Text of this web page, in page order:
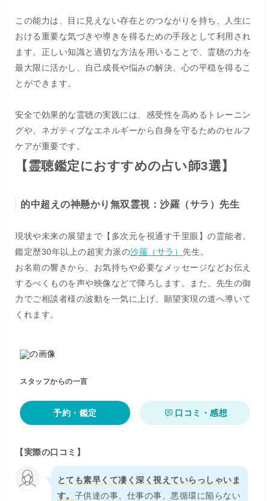
この能力は、目に見えない存在とのつながりを持ち、人生に
おける重要な気づきや導きを得るための手段として利用され
ます。正しい知識と適切な方法を用いることで、霊聴の力を
最大限に活かし、自己成長や悩みの解決、心の平穏を得るこ
とができます。
安全で効果的な霊聴の実践には、感受性を高めるトレーニン
グや、ネガティブなエネルギーから自身を守るためのセルフ
ケアが重要です。
【霊聴鑑定におすすめの占い師3選】
的中超えの神懸かり無双霊視：沙羅（サラ）先生
現状や未来の展望まで【多次元を視通す千里眼】の霊能者。
鑑定歴30年以上の超実力派の沙羅（サラ） 先生。
お名前の響きから、お気持ちや必要なメッセージなどお伝え
するべくものを声や映像などで降ろします。また、先生の御
力でご相談者様の波動を一気に上げ、願望実現の道へ導いて
くれます。
スタッフからの一言
予約・鑑定 口コミ・感想
【実際の口コミ】
とても素早くて凄く深く視えていらっしゃいま
す。 子供達の事、仕事の事、悪循環に陥らない